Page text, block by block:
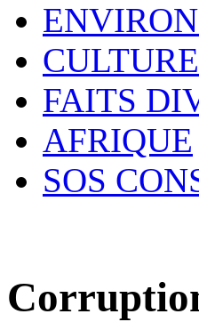
CULTURE
FAITS
AFRIQUE
SOS